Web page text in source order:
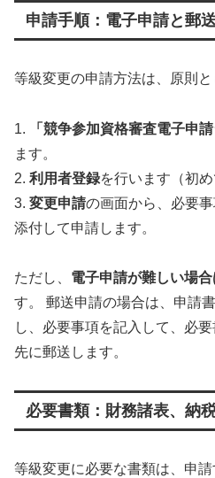
申請手順：電子申請と郵
等級変更の申請方法は、原則と
1. 「競争参加資格審査電子申請
ます。
2. 利用者登録を行います（初
3. 変更申請の画面から、必要
添付して申請します。
ただし、 電子申請が難しい場
す。 郵送申請の場合は、申請
し、必要事項を記入して、必
先に郵送します。
必要書類：財務諸表、納
等級変更に必要な書類は、申